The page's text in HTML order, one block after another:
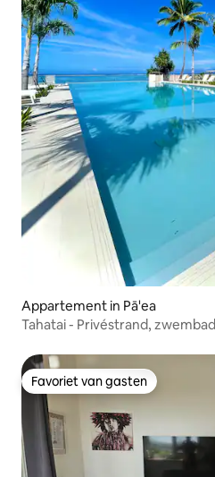
Appartement in Pā'ea
Tahatai - Privéstrand,
Favoriet van gasten
Favoriet van gasten